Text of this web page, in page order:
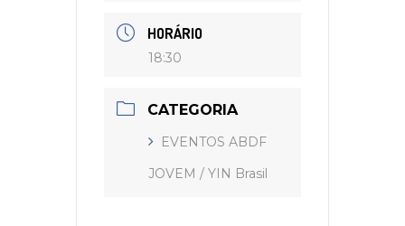
HORÁRIO
18:30
CATEGORIA
EVENTOS ABDF
JOVEM / YIN Brasil